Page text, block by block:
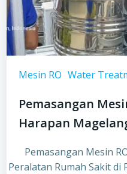
Mesin RO Water
Pemasangan
Harapan
Pemasangan Mesin
Peralatan Rumah Sakit di